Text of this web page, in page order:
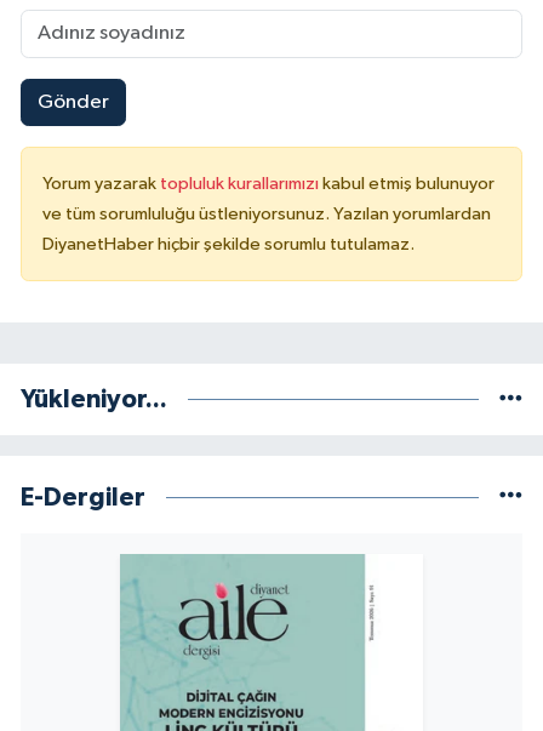
Gönder
Yorum yazarak topluluk kurallarımızı kabul etmiş bulunuyor
ve tüm sorumluluğu üstleniyorsunuz. Yazılan yorumlardan
DiyanetHaber hiçbir şekilde sorumlu tutulamaz.
Yükleniyor...
E-Dergiler